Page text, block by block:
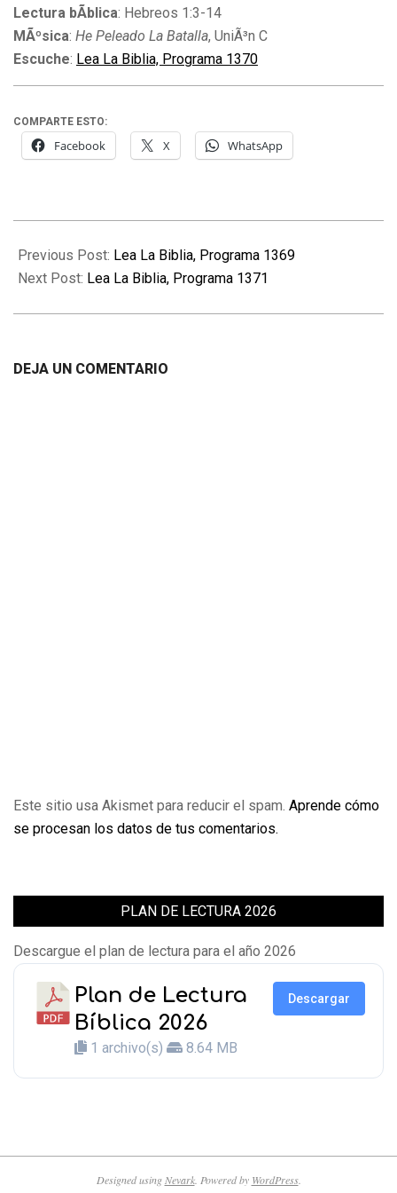
Lectura bÃ­blica: Hebreos 1:3-14
MÃºsica: He Peleado La Batalla, UniÃ³n C
Escuche: Lea La Biblia, Programa 1370
COMPARTE ESTO:
Facebook X WhatsApp
05-
25
Previous Post: Lea La Biblia, Programa 1369
Next Post: Lea La Biblia, Programa 1371
DEJA UN COMENTARIO
Este sitio usa Akismet para reducir el spam. Aprende cómo
se procesan los datos de tus comentarios.
PLAN DE LECTURA 2026
Descargue el plan de lectura para el año 2026
Plan de Lectura
Bíblica 2026
1 archivo(s) 8.64 MB
Descargar
Designed usingNevark. Powered by WordPress.